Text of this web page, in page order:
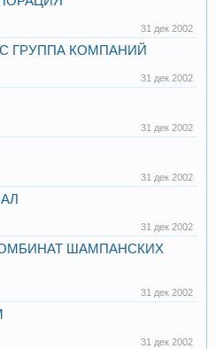
31 дек 2002
ГРУППА КОМПАНИЙ
31 дек 2002
31 дек 2002
31 дек 2002
31 дек 2002
ШАМПАНСКИХ
31 дек 2002
31 дек 2002